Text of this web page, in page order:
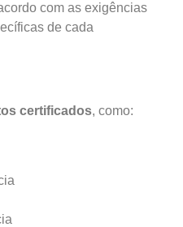
com as exigências
de cada
certificados, como: